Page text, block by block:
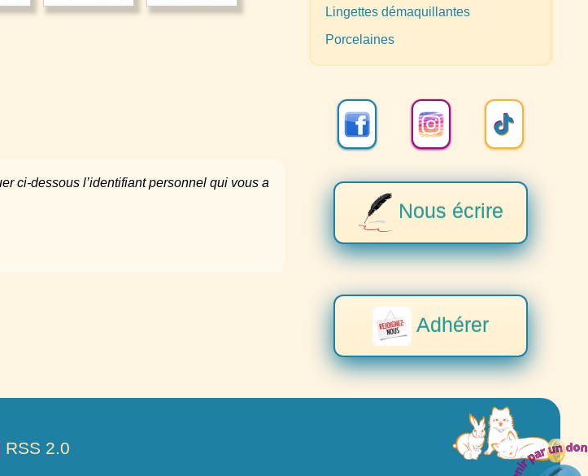
Lingettes démaquillantes
Porcelaines
Nous écrire
Adhérer
RSS 2.0